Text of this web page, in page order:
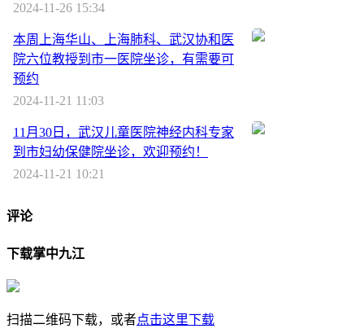
2024-11-26 15:34
本周上海华山、上海肺科、武汉协和医
院六位教授到市一医院坐诊，有需要可
预约
2024-11-21 11:03
11月30日，武汉儿童医院神经内科专家
到市妇幼保健院坐诊，欢迎预约！
2024-11-21 10:21
评论
下载掌中九江
扫描二维码下载，或者点击这里下载